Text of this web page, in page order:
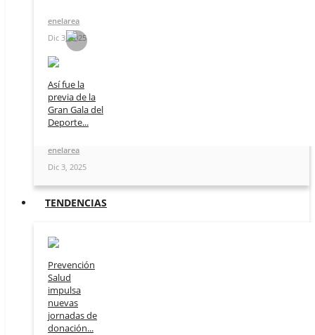
enelarea
Dic 3, 2025
Así fue la
previa de la
Gran Gala del
Deporte...
enelarea
Dic 3, 2025
TENDENCIAS
Prevención
Salud
impulsa
nuevas
jornadas de
donación...